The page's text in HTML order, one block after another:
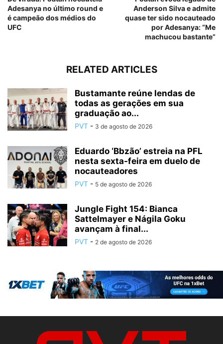
Adesanya no último round e
é campeão dos médios do
UFC
Anderson Silva e admite
quase ter sido nocauteado
por Adesanya: “Me
machucou bastante”
RELATED ARTICLES
Bustamante reúne lendas de
todas as gerações em sua
graduação ao...
PVT - 3 de agosto de 2026
Eduardo ‘Bbzão’ estreia na PFL
nesta sexta-feira em duelo de
nocauteadores
PVT - 5 de agosto de 2026
Jungle Fight 154: Bianca
Sattelmayer e Nágila Goku
avançam à final...
PVT - 2 de agosto de 2026